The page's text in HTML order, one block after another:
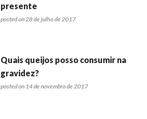
presente
posted on 28 de julho de 2017
Quais queijos posso consumir na
gravidez?
posted on 14 de novembro de 2017